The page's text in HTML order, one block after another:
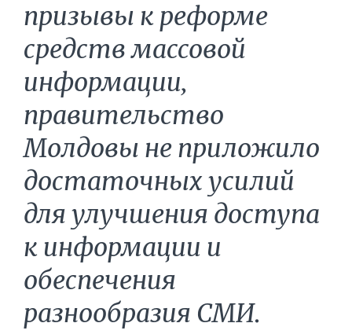
призывы к реформе
средств массовой
информации,
правительство
Молдовы не приложило
достаточных усилий
для улучшения доступа
к информации и
обеспечения
разнообразия СМИ.